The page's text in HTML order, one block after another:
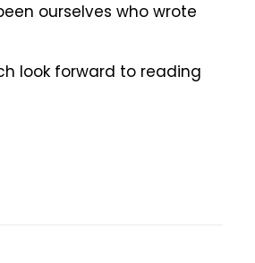
ourselves who wrote
look forward to reading